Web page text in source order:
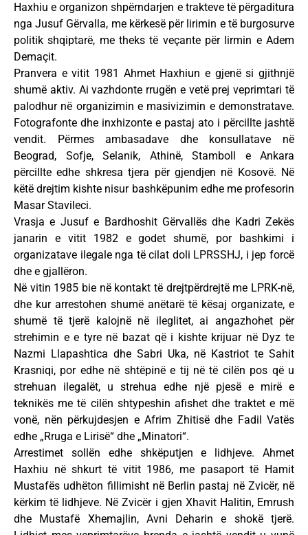
Haxhiu e organizon shpërndarjen e trakteve të përgaditura
nga Jusuf Gërvalla, me kërkesë për lirimin e të burgosurve
politik shqiptarë, me theks të veçante për lirmin e Adem
Demaçit.
Pranvera e vitit 1981 Ahmet Haxhiun e gjenë si gjithnjë
shumë aktiv. Ai vazhdonte rrugën e vetë prej veprimtari të
palodhur në organizimin e masivizimin e demonstratave.
Fotografonte dhe inxhizonte e pastaj ato i përcillte jashtë
vendit. Përmes ambasadave dhe konsullatave në
Beograd, Sofje, Selanik, Athinë, Stamboll e Ankara
përcillte edhe shkresa tjera për gjendjen në Kosovë. Në
këtë drejtim kishte nisur bashkëpunim edhe me profesorin
Masar Stavileci.
Vrasja e Jusuf e Bardhoshit Gërvallës dhe Kadri Zekës
janarin e vitit 1982 e godet shumë, por bashkimi i
organizatave ilegale nga të cilat doli LPRSSHJ, i jep forcë
dhe e gjallëron.
Në vitin 1985 bie në kontakt të drejtpërdrejtë me LPRK-në,
dhe kur arrestohen shumë anëtarë të kësaj organizate, e
shumë të tjerë kalojnë në ileglitet, ai angazhohet për
strehimin e e tyre në bazat që i kishte krijuar në Dyz te
Nazmi Llapashtica dhe Sabri Uka, në Kastriot te Sahit
Krasniqi, por edhe në shtëpinë e tij në të cilën pos që u
strehuan ilegalët, u strehua edhe një pjesë e mirë e
teknikës me të cilën shtypeshin afishet dhe traktet e më
vonë, nën përkujdesjen e Afrim Zhitisë dhe Fadil Vatës
edhe „Rruga e Lirisë“ dhe „Minatori“.
Arrestimet sollën edhe shkëputjen e lidhjeve. Ahmet
Haxhiu në shkurt të vitit 1986, me pasaport të Hamit
Mustafës udhëton fillimisht në Berlin pastaj në Zvicër, në
kërkim të lidhjeve. Në Zvicër i gjen Xhavit Halitin, Emrush
dhe Mustafë Xhemajlin, Avni Deharin e shokë tjerë.